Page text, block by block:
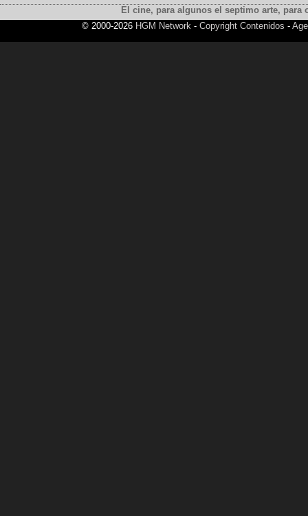
El cine, para algunos el septimo arte,
© 2000-2026 HGM Network - Copyright Contenidos -